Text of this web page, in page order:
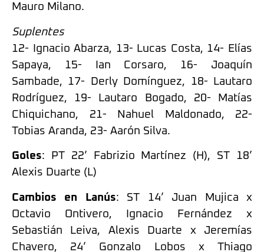
Mauro Milano.
Suplentes
12- Ignacio Abarza, 13- Lucas Costa, 14- Elías
Sapaya, 15- Ian Corsaro, 16- Joaquín
Sambade, 17- Derly Domínguez, 18- Lautaro
Rodríguez, 19- Lautaro Bogado, 20- Matías
Chiquichano, 21- Nahuel Maldonado, 22-
Tobias Aranda, 23- Aarón Silva.
Goles: PT 22’ Fabrizio Martínez (H), ST 18’
Alexis Duarte (L)
Cambios en Lanús: ST 14’ Juan Mujica x
Octavio Ontivero, Ignacio Fernández x
Sebastián Leiva, Alexis Duarte x Jeremías
Chavero, 24’ Gonzalo Lobos x Thiago